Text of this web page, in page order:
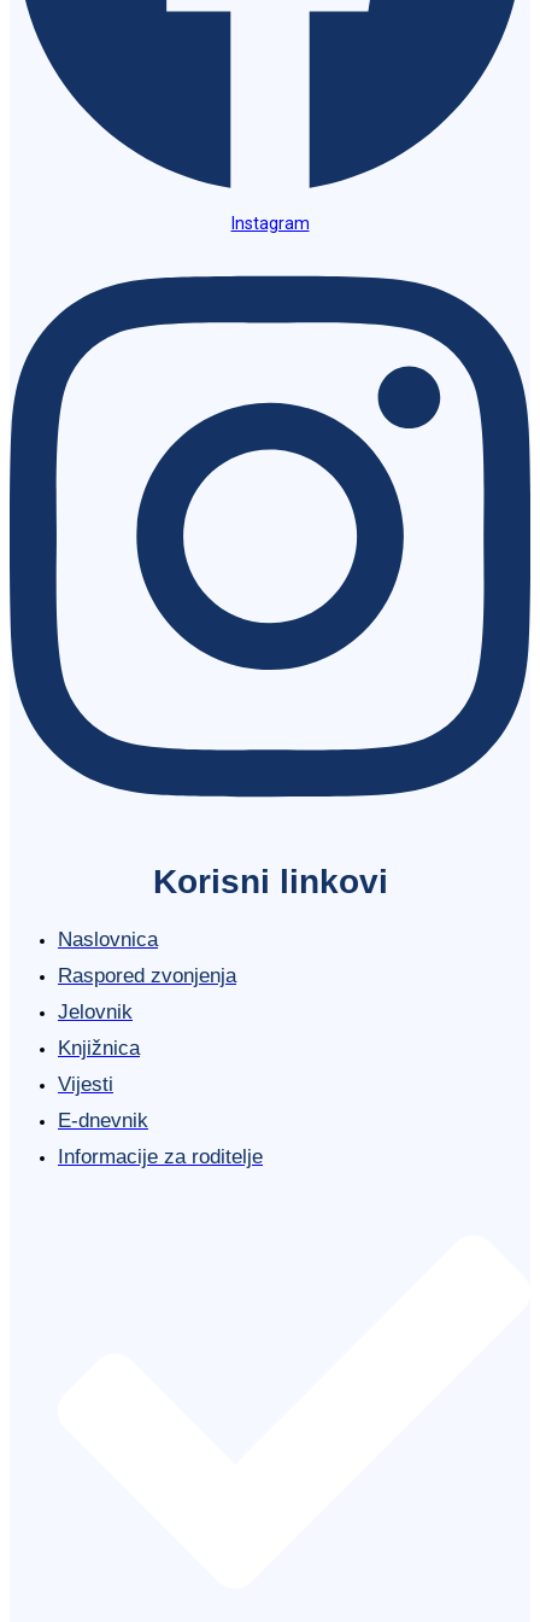
Instagram
Korisni linkovi
Naslovnica
Raspored zvonjenja
Jelovnik
Knjižnica
Vijesti
E-dnevnik
Informacije za roditelje